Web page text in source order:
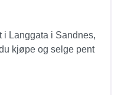
i Langgata i Sandnes,
kjøpe og selge pent